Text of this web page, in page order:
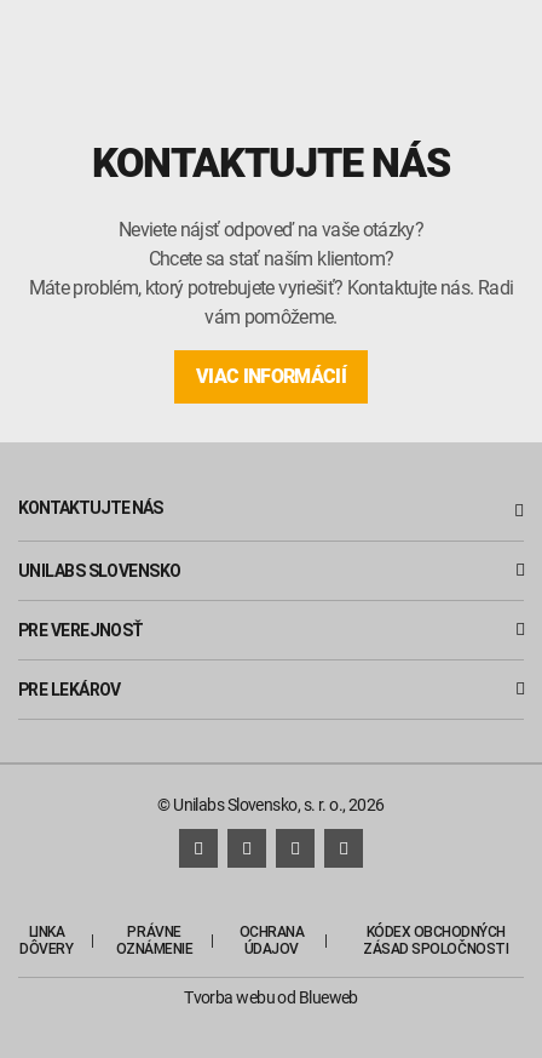
KONTAKTUJTE NÁS
Neviete nájsť odpoveď na vaše otázky?
Chcete sa stať naším klientom?
Máte problém, ktorý potrebujete vyriešiť? Kontaktujte nás. Radi
vám pomôžeme.
VIAC INFORMÁCIÍ
KONTAKTUJTE NÁS
UNILABS SLOVENSKO
PRE VEREJNOSŤ
PRE LEKÁROV
© Unilabs Slovensko, s. r. o., 2026
LINKA
DÔVERY
PRÁVNE
OZNÁMENIE
OCHRANA
ÚDAJOV
KÓDEX OBCHODNÝCH
ZÁSAD SPOLOČNOSTI
Tvorba webuod Blueweb